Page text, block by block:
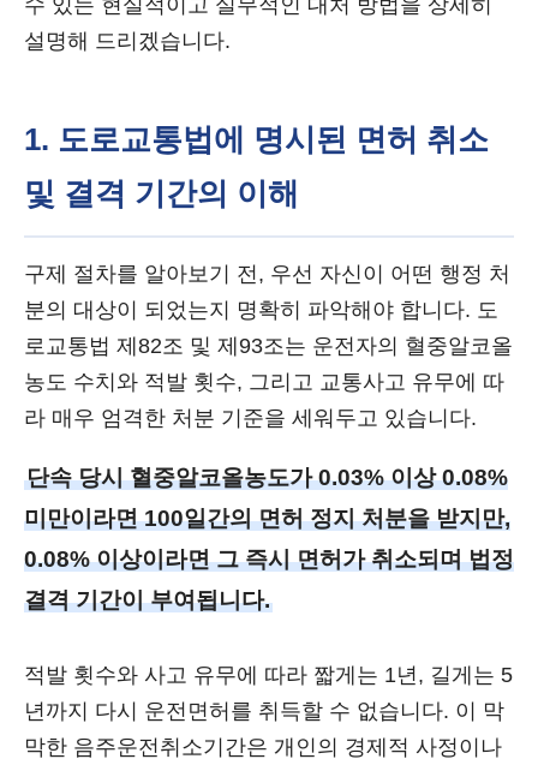
수 있는 현실적이고 실무적인 대처 방법을 상세히
설명해 드리겠습니다.
1. 도로교통법에 명시된 면허 취소
및 결격 기간의 이해
구제 절차를 알아보기 전, 우선 자신이 어떤 행정 처
분의 대상이 되었는지 명확히 파악해야 합니다. 도
로교통법 제82조 및 제93조는 운전자의 혈중알코올
농도 수치와 적발 횟수, 그리고 교통사고 유무에 따
라 매우 엄격한 처분 기준을 세워두고 있습니다.
단속 당시 혈중알코올농도가 0.03% 이상 0.08%
미만이라면 100일간의 면허 정지 처분을 받지만,
0.08% 이상이라면 그 즉시 면허가 취소되며 법정
결격 기간이 부여됩니다.
적발 횟수와 사고 유무에 따라 짧게는 1년, 길게는 5
년까지 다시 운전면허를 취득할 수 없습니다. 이 막
막한 음주운전취소기간은 개인의 경제적 사정이나